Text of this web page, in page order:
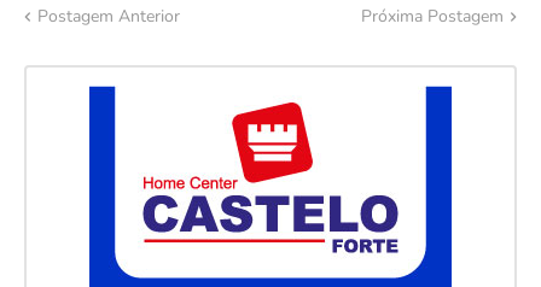
Postagem Anterior Próxima Postagem